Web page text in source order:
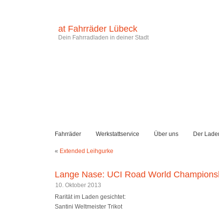
at Fahrräder Lübeck
Dein Fahrradladen in deiner Stadt
Fahrräder Werkstattservice Über uns Der
« Extended Leihgurke
Lange Nase: UCI Road World
10. Oktober 2013
Rarität im Laden gesichtet:
Santini Weltmeister Trikot